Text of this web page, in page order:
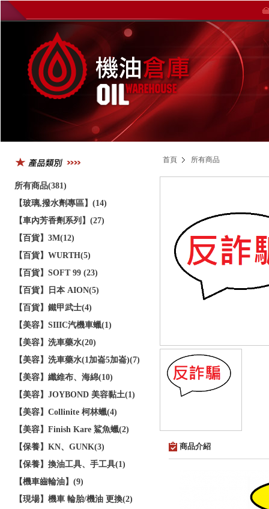
所有商品(381)
【玻璃,撥水劑專區】(14)
【車內芳香劑系列】(27)
【百貨】3M(12)
【百貨】WURTH(5)
【百貨】SOFT 99 (23)
【百貨】日本 AION(5)
【百貨】鐵甲武士(4)
【美容】SIIIC汽機車蠟(1)
【美容】洗車藥水(20)
【美容】洗車藥水(1加崙5加崙)(7)
【美容】纖維布、海綿(10)
【美容】JOYBOND 美容黏土(1)
【美容】Collinite 柯林蠟(4)
【美容】Finish Kare 鯊魚蠟(2)
【保養】KN、GUNK(3)
【保養】換油工具、手工具(1)
【機車齒輪油】(9)
【現場】機車 輪胎/機油 更換(2)
首頁 所有商品
商品介紹